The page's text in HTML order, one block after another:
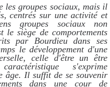
les groupes sociaux, mais il
centrés sur une activité et
groupes sociaux non
le siège de comportements
par Bourdieu dans ses
le développement d'une
celle d'être un être
s'exprime
âge. Il suffit de se souvenir
dans une cour de